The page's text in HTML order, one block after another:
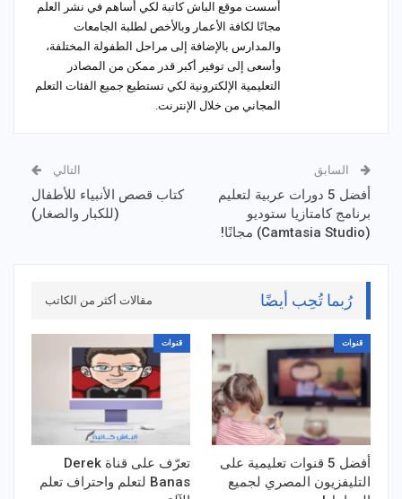
أسست موقع الباش كاتبة لكي أساهم في نشر العلم
مجانًا لكافة الأعمار وبالأخص لطلبة الجامعات
والمدارس بالإضافة إلى مراحل الطفولة المختلفة،
وأسعى إلى توفير أكبر قدر ممكن من المصادر
التعليمية الإلكترونية لكي تستطيع جميع الفئات التعلم
المجاني من خلال الإنترنت.
السابق
أفضل 5 دورات عربية لتعليم
برنامج كامتازيا ستوديو
(Camtasia Studio) مجانًا!
التالي
كتاب قصص الأنبياء للأطفال
(للكبار والصغار)
رُبما تُحِب أيضًا مقالات أكثر من الكاتب
قنوات
أفضل 5 قنوات تعليمية على
التليفزيون المصري لجميع
قنوات
تعرّف على قناة Derek
Banas لتعلم واحتراف تعلم